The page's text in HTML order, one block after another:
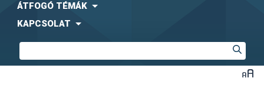
ÁTFOGÓ TÉMÁK
KAPCSOLAT